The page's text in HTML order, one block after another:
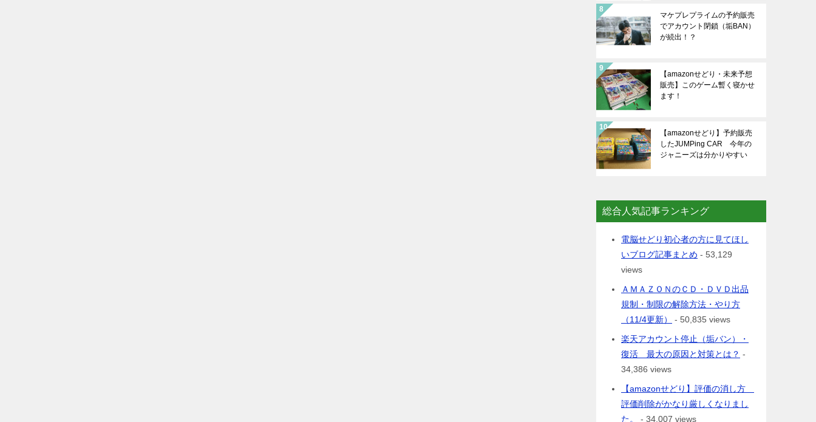
マケプレプライムの予約販売
でアカウント閉鎖（垢BAN）
が続出！？
【amazonせどり・未来予想
販売】このゲーム暫く寝かせ
ます！
【amazonせどり】予約販売
したJUMPing CAR 今年の
ジャニーズは分かりやすい
総合人気記事ランキング
電脳せどり初心者の方に見てほし
いブログ記事まとめ - 53,129
views
ＡＭＡＺＯＮのＣＤ・ＤＶＤ出品
規制・制限の解除方法・やり方
（11/4更新）
- 50,835 views
楽天アカウント停止（垢バン）・
復活 最大の原因と対策とは？ -
34,386 views
【amazonせどり】評価の消し方
評価削除がかなり厳しくなりまし
た。
- 34,007 views